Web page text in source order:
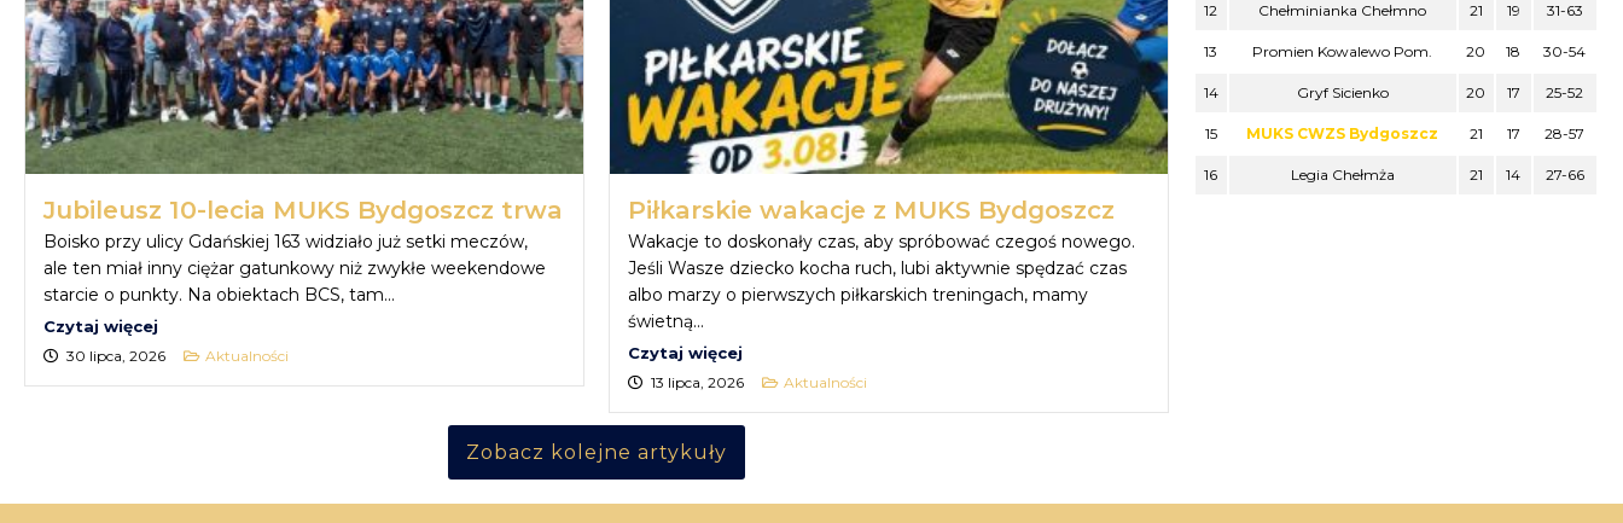
Jubileusz 10-lecia MUKS Bydgoszcz trwa
Boisko przy ulicy Gdańskiej 163 widziało już setki meczów,
ale ten miał inny ciężar gatunkowy niż zwykłe weekendowe
starcie o punkty. Na obiektach BCS, tam...
Czytaj więcej
30 lipca, 2026 Aktualności
Piłkarskie wakacje z MUKS Bydgoszcz
Wakacje to doskonały czas, aby spróbować czegoś nowego.
Jeśli Wasze dziecko kocha ruch, lubi aktywnie spędzać czas
albo marzy o pierwszych piłkarskich treningach, mamy
świetną...
Czytaj więcej
13 lipca, 2026 Aktualności
Zobacz kolejne artykuły
12 Chełminianka Chełmno 21 19 31-63
13 Promien Kowalewo Pom. 20 18 30-54
14 Gryf Sicienko 20 17 25-52
15 MUKS CWZS Bydgoszcz 21 17 28-57
16 Legia Chełmża 21 14 27-66